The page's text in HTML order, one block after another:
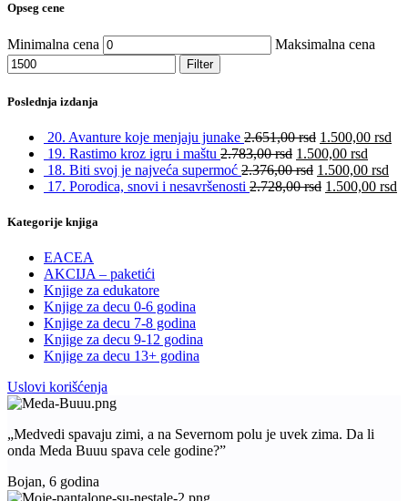
Opseg cene
Minimalna cena Maksimalna cena
Filter
Poslednja izdanja
20. Avanture koje menjaju junake 2.651,00rsd 1.500,00 rsd
19. Rastimo kroz igru i maštu 2.783,00rsd 1.500,00 rsd
18. Biti svoj je najveća supermoć 2.376,00rsd 1.500,00 rsd
17. Porodica, snovi i nesavršenosti 2.728,00rsd 1.500,00 rsd
Kategorije knjiga
EACEA
AKCIJA – paketići
Knjige za edukatore
Knjige za decu 0-6 godina
Knjige za decu 7-8 godina
Knjige za decu 9-12 godina
Knjige za decu 13+ godina
Uslovi korišćenja
„Medvedi spavaju zimi, a na Severnom polu je uvek zima. Da li
onda Meda Buuu spava cele godine?”
Bojan, 6 godina